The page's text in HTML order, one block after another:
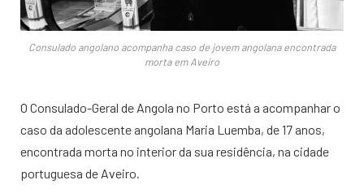
Consulado angolano acompanha caso de jovem angolana encontrada
morta em Aveiro
O Consulado-Geral de Angola no Porto está a acompanhar o
caso da adolescente angolana Maria Luemba, de 17 anos,
encontrada morta no interior da sua residência, na cidade
portuguesa de Aveiro.